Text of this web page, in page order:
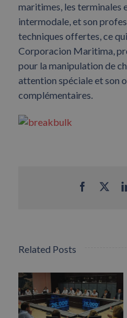
maritimes, les terminales
intermodale, et son
techniques offertes, ce
Corporacion Maritima,
pour la manipulation de
attention spéciale et son
complémentaires.
Facebook
Related Posts